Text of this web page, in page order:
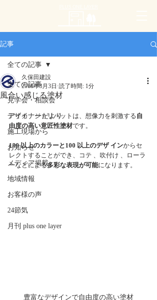
記事
全ての記事
見学会・相談会
デザイナーだより
施工現場から
お知らせ
メディア掲載
地域情報
お客様の声
24節気
月刊 plus one layer
全ての記事
風合い感じる塗材
久保田建設
2018年8月3日 読了時間: 1分
アイカ　ジョリパットは、想像力を刺激する自
由度の高い意匠性塗材です。
180 以上のカラーと100 以上のデザ インからセ
レクトすることができ、コテ 、吹付け 、ローラ
ーなどによる多彩な表現が可能になります。
豊富なデザインで自由度の高い塗材